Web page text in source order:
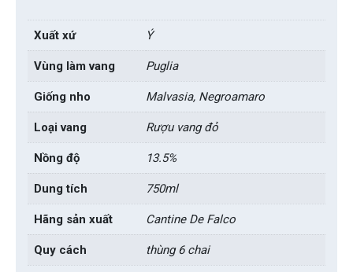
Xuất xứ Ý
Vùng làm vang Puglia
Giống nho Malvasia, Negroamaro
Loại vang Rượu vang đỏ
Nồng độ 13.5%
Dung tích 750ml
Hãng sản xuất Cantine De Falco
Quy cách thùng 6 chai